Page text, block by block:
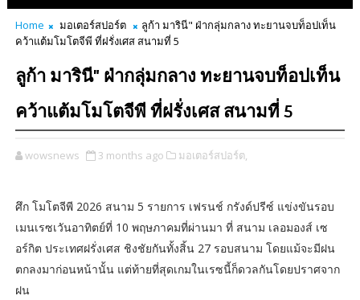
Home มอเตอร์สปอร์ต
ลูก้า มารินี" ฝ่ากลุ่มกลาง ทะยานจบท็อปเท็น
คว้าแต้มโมโตจีพี ที่ฝรั่งเศส สนามที่ 5
ลูก้า มารินี" ฝ่ากลุ่มกลาง ทะยานจบท็อปเท็น
คว้าแต้มโมโตจีพี ที่ฝรั่งเศส สนามที่ 5
wowsnews 3 months ago มอเตอร์สปอร์ต,
ศึก โมโตจีพี 2026 สนาม 5 รายการ เฟรนช์ กรังด์ปรีซ์ แข่งขันรอบ
เมนเรซเวันอาทิตย์ที่ 10 พฤษภาคมที่ผ่านมา ที่ สนาม เลอมองส์ เซ
อร์กิต ประเทศฝรั่งเศส ชิงชัยกันทั้งสิ้น 27 รอบสนาม โดยแม้จะมีฝน
ตกลงมาก่อนหน้านั้น แต่ท้ายที่สุดเกมในเรซนี้ก็ดวลกันโดยปราศจาก
ฝน